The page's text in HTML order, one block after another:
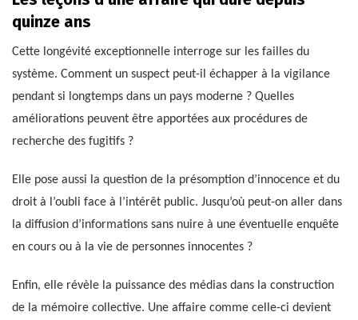
quinze ans
Cette longévité exceptionnelle interroge sur les failles du
système. Comment un suspect peut-il échapper à la vigilance
pendant si longtemps dans un pays moderne ? Quelles
améliorations peuvent être apportées aux procédures de
recherche des fugitifs ?
Elle pose aussi la question de la présomption d’innocence et du
droit à l’oubli face à l’intérêt public. Jusqu’où peut-on aller dans
la diffusion d’informations sans nuire à une éventuelle enquête
en cours ou à la vie de personnes innocentes ?
Enfin, elle révèle la puissance des médias dans la construction
de la mémoire collective. Une affaire comme celle-ci devient